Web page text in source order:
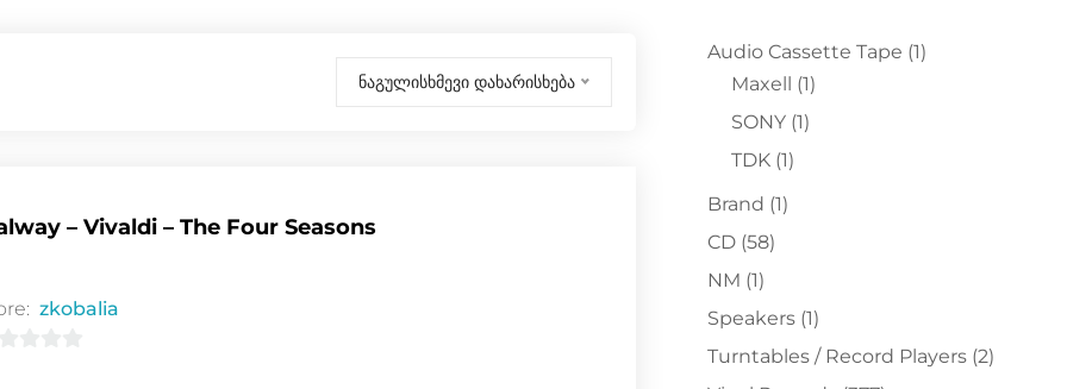
ნაგულისხმევი დახარისხება
– Vivaldi – The Four Seasons
zkobalia
Audio Cassette Tape (1)
Maxell (1)
SONY (1)
TDK (1)
Brand (1)
CD (58)
NM (1)
Speakers (1)
Turntables / Record Players (2)